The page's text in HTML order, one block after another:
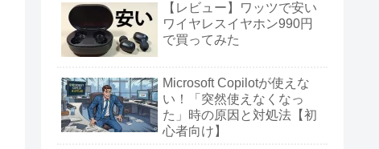
【レビュー】ワッツで安い
ワイヤレスイヤホン990円
で買ってみた
Microsoft Copilotが使えな
い！「突然使えなくなっ
た」時の原因と対処法【初
心者向け】